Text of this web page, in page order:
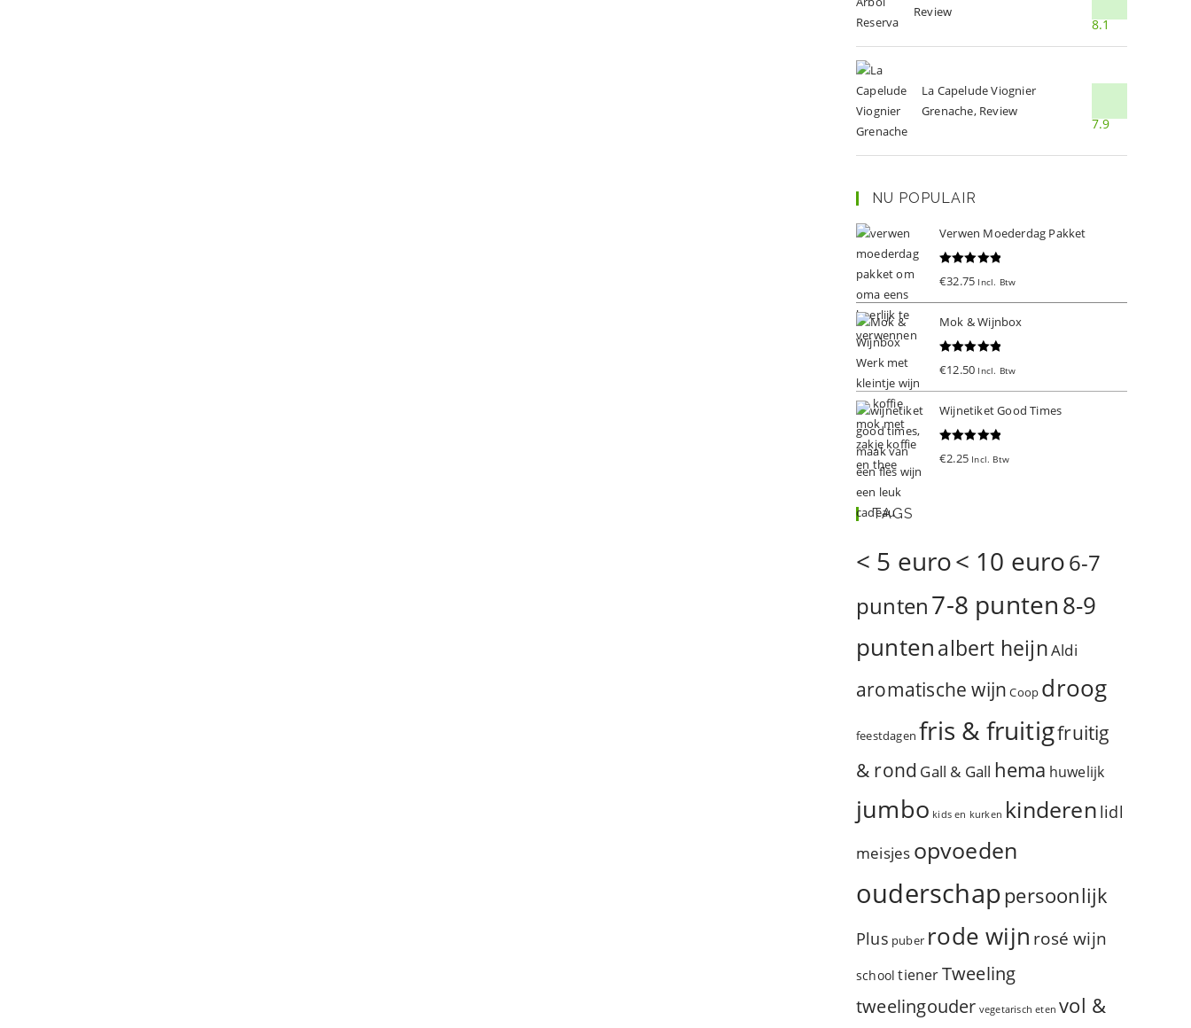
Review
8.1
La Capelude Viognier
Grenache, Review
7.9
NU POPULAIR
Verwen Moederdag Pakket
€32.75 Incl. Btw
Mok & Wijnbox
€12.50 Incl. Btw
Wijnetiket Good Times
€2.25 Incl. Btw
TAGS
< 5 euro< 10 euro6-7
punten7-8 punten8-9
puntenalbert heijnAldi
aromatische wijn Coop droog
feestdagen fris & fruitigfruitig
& rond Gall & Gall hema huwelijk
jumbo kids en kurken kinderen lidl
meisjes opvoeden
ouderschappersoonlijk
Plus puber rode wijn rosé wijn
school tienerTweeling
tweelingouder vegetarisch eten vol &